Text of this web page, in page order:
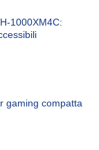
1000XM4C:
gaming compatta